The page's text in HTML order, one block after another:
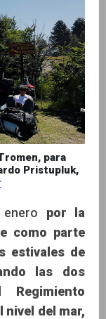
para
Pristupluk,
por la
como parte
estivales de
las dos
nivel del mar,